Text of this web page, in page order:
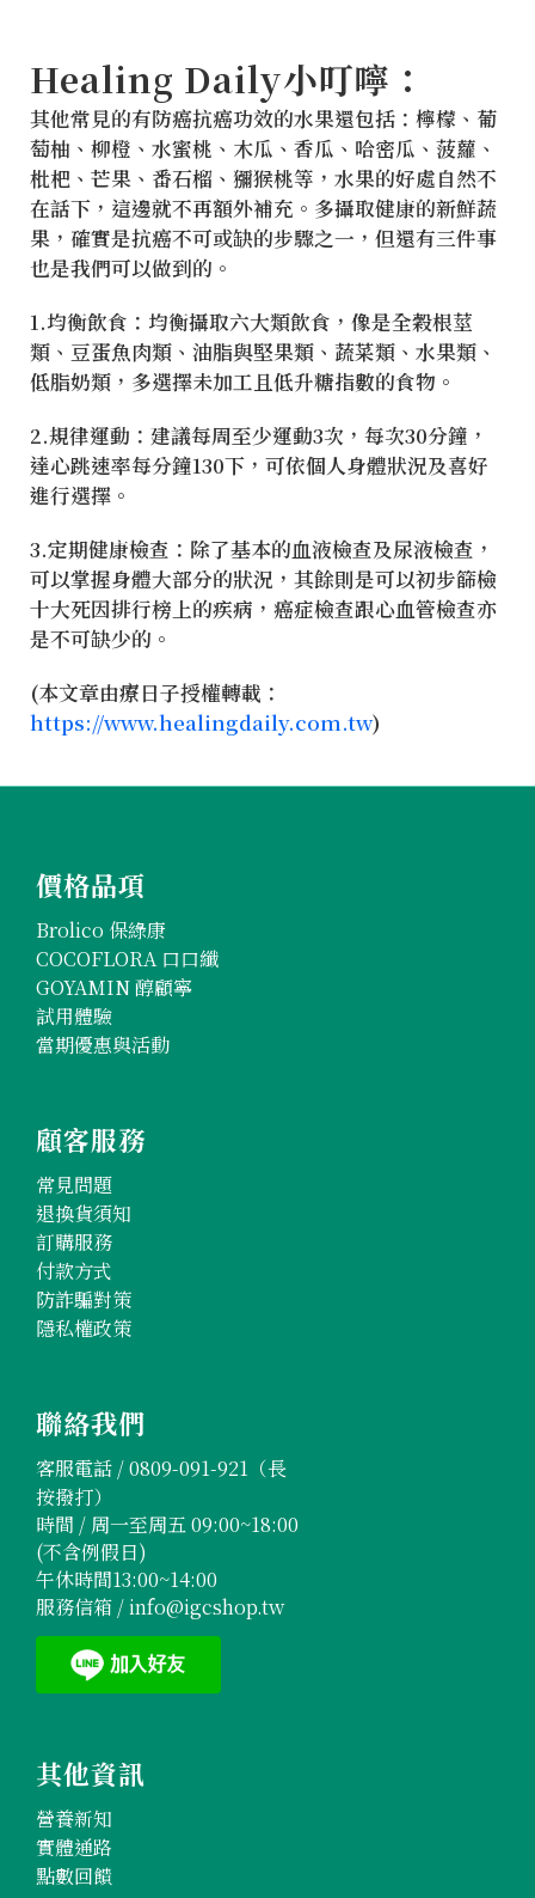
Healing Daily小叮嚀：
其他常見的有防癌抗癌功效的水果還包括：檸檬、葡
萄柚、柳橙、水蜜桃、木瓜、香瓜、哈密瓜、菠蘿、
枇杷、芒果、番石榴、獼猴桃等， 水果的好處自然不
在話下，這邊就不再額外補充。多攝取健康的新鮮蔬
果，確實是抗癌不可或缺的步驟之一，但還有三件事
也是我們可以做到的。
1.均衡飲食：均衡攝取六大類飲食，像是全穀根莖
類、豆蛋魚肉類、油脂與堅果類、蔬菜類、水果類、
低脂奶類，多選擇未加工且低升糖指數的食物。
2.規律運動：建議每周至少運動3次，每次30分鐘，
達心跳速率每分鐘130下，可依個人身體狀況及喜好
進行選擇。
3.定期健康檢查：除了基本的血液檢查及尿液檢查，
可以掌握身體大部分的狀況，其餘則是可以初步篩檢
十大死因排行榜上的疾病，癌症檢查跟心血管檢查亦
是不可缺少的。
(本文章由療日子授權轉載 ：
https://www.healingdaily.com.tw)
價格品項
Brolico 保綠康
COCOFLORA 口口纖
GOYAMIN 醇顧寧
試用體驗
當期優惠與活動
顧客服務
常見問題
退換貨須知
訂購服務
付款方式
防詐騙對策
隱私權政策
聯絡我們
客服電話 /0809-091-921 （長
按撥打）
時間 / 周一至周五 09:00~18:00
(不含例假日)
午休時間13:00~14:00
服務信箱 /info@igcshop.tw
其他資訊
營養新知
實體通路
點數回饋